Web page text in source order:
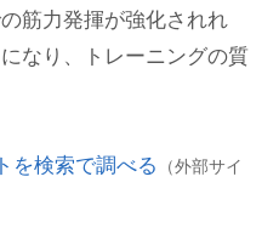
筋力発揮が強化されれ
なり、トレーニングの質
検索で調べる （外部サイ